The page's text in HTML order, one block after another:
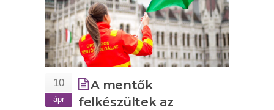
10
ápr
A mentők
felkészültek az